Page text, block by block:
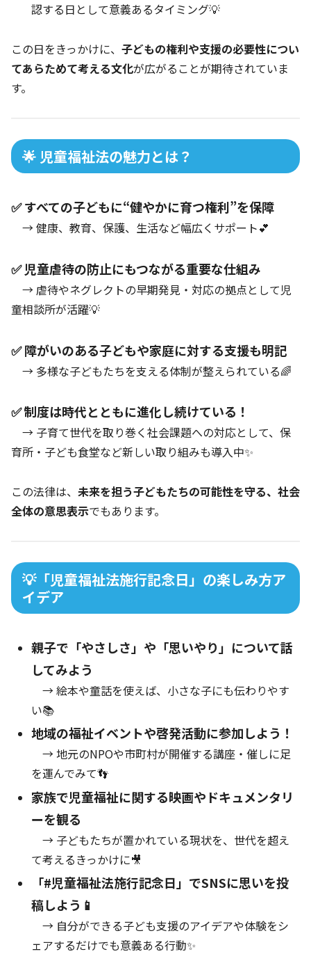
認する日として意義あるタイミング💡
この日をきっかけに、 子どもの権利や支援の必要性につい
てあらためて考える文化が広がることが期待されていま
す。
🌟 児童福祉法の魅力とは？
✅ すべての子どもに“健やかに育つ権利”を保障
→ 健康、教育、保護、生活など幅広くサポート💕
✅ 児童虐待の防止にもつながる重要な仕組み
→ 虐待やネグレクトの早期発見・対応の拠点として児
童相談所が活躍💡
✅ 障がいのある子どもや家庭に対する支援も明記
→ 多様な子どもたちを支える体制が整えられている🌈
✅ 制度は時代とともに進化し続けている！
→ 子育て世代を取り巻く社会課題への対応として、保
育所・子ども食堂など新しい取り組みも導入中✨
この法律は、 未来を担う子どもたちの可能性を守る、社会
全体の意思表示でもあります。
💡「児童福祉法施行記念日」の楽しみ方ア
イデア
親子で「やさしさ」や「思いやり」について話
してみよう
→ 絵本や童話を使えば、小さな子にも伝わりやす
い📚
地域の福祉イベントや啓発活動に参加しよう！
→ 地元のNPOや市町村が開催する講座・催しに足
を運んでみて👣
家族で児童福祉に関する映画やドキュメンタリ
ーを観る
→ 子どもたちが置かれている現状を、世代を超え
て考えるきっかけに🎥
「#児童福祉法施行記念日」でSNSに思いを投
稿しよう📱
→ 自分ができる子ども支援のアイデアや体験をシ
ェアするだけでも意義ある行動✨